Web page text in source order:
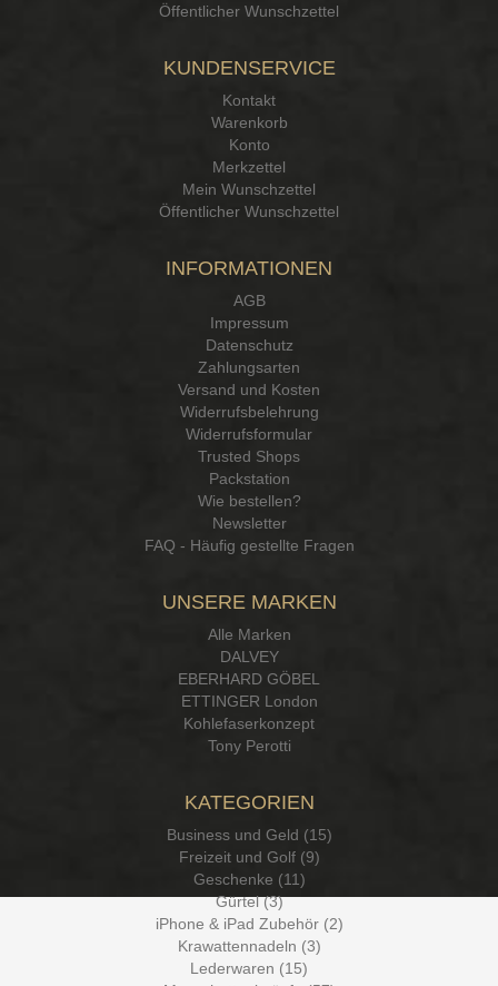
Öffentlicher Wunschzettel
KUNDENSERVICE
Kontakt
Warenkorb
Konto
Merkzettel
Mein Wunschzettel
Öffentlicher Wunschzettel
INFORMATIONEN
AGB
Impressum
Datenschutz
Zahlungsarten
Versand und Kosten
Widerrufsbelehrung
Widerrufsformular
Trusted Shops
Packstation
Wie bestellen?
Newsletter
FAQ - Häufig gestellte Fragen
UNSERE MARKEN
Alle Marken
DALVEY
EBERHARD GÖBEL
ETTINGER London
Kohlefaserkonzept
Tony Perotti
KATEGORIEN
Business und Geld (15)
Freizeit und Golf (9)
Geschenke (11)
Gürtel (3)
iPhone & iPad Zubehör (2)
Krawattennadeln (3)
Lederwaren (15)